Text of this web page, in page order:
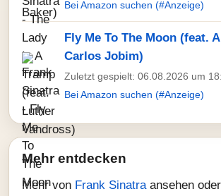
Bei Amazon suchen (#Anzeige)
Fly Me To The Moon (feat.
Carlos Jobim)
Zuletzt gespielt: 06.08.2026 um
Bei Amazon suchen (#Anzeige)
Mehr entdecken
Mehr von Frank Sinatra ansehen